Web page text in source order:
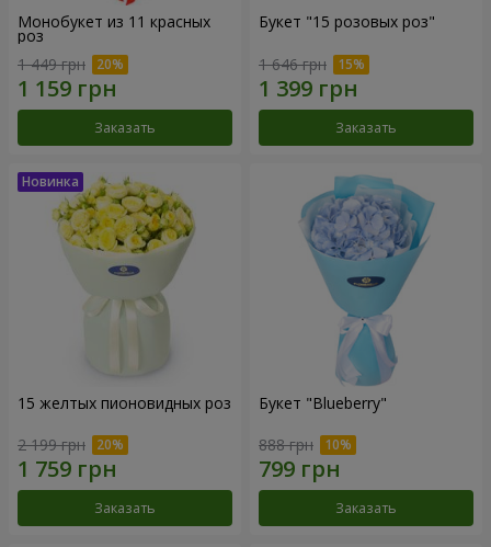
Монобукет из 11 красных
роз
1 449 грн
Заказать
Букет "15 розовых роз"
1 646 грн
Заказать
15 желтых пионовидных роз
2 199 грн
Заказать
Букет "Blueberry"
888 грн
Заказать